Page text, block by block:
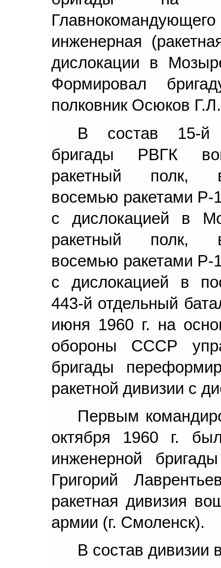
инженерная
дислокации в
Формировал
полковник Осюков Г.Л.
В состав 15-й
бригады РВГК
ракетный полк,
восемью ракетами Р-
с дислокацией в
ракетный полк,
восемью ракетами Р-
с дислокацией в
443-й отдельный
июня 1960 г. на
обороны СССР
бригады
ракетной дивизии с
Первым
октября 1960 г.
инженерной
Григорий
ракетная дивизия
армии (г. Смоленск).
В состав дивизии